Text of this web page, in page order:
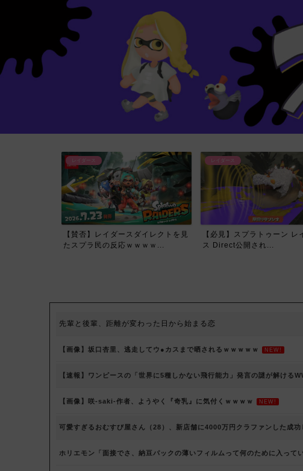
レイダース
【賛否】レイダースダイレクトを見
たスプラ民の反応ｗｗｗｗ...
レイダース
【必見】スプラトゥーン レ
ス Direct公開され...
先輩と後輩、距離が変わった日から始まる恋
【画像】坂口杏里、逃走してウ●カスまで晒されるｗｗｗｗｗ NEW!
【速報】ワンピースの「世界に5種しかない飛行能力」発言の謎が解ける
【画像】咲-saki-作者、ようやく『奇乳』に気付くｗｗｗｗ NEW!
可愛すぎるおむすび屋さん（28）、新店舗に4000万円クラファンした成
ホリエモン「面接でさ、納豆パックの薄いフィルムって何のために入って